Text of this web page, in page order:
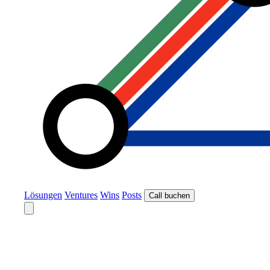
Lösungen Ventures Wins Posts Call buchen